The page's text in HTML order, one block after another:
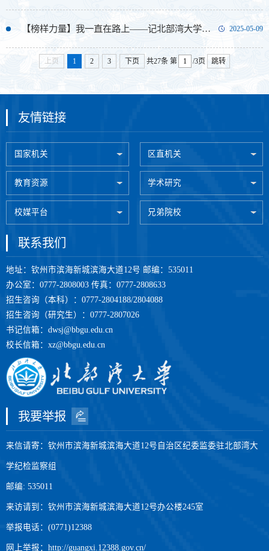
【榜样力量】我一直在路上——记北部湾大学党员教师韦相贵 2025-05-09
上页 1 2 3 下页 共27条 第 /3页 跳转
友情链接
国家机关 区直机关
教育资源 学术研究
校媒平台 兄弟院校
联系我们
地址：钦州市滨海新城滨海大道12号 邮编：535011
办公室：0777-2808003 传真：0777-2808633
招生咨询（本科）：0777-2804188/2804088
招生咨询（研究生）：0777-2807026
书记信箱：dwsj@bbgu.edu.cn
校长信箱：xz@bbgu.edu.cn
我要举报
来信请寄：钦州市滨海新城滨海大道12号自治区纪委监委驻北部湾大
学纪检监察组
邮编: 535011
来访请到：钦州市滨海新城滨海大道12号办公楼245室
举报电话：(0771)12388
网上举报：http://guangxi.12388.gov.cn/